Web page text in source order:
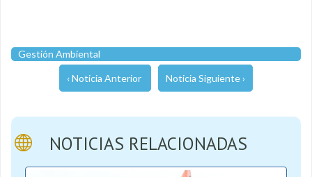
Gestión Ambiental
‹ Noticia Anterior Noticia Siguiente ›
NOTICIAS RELACIONADAS